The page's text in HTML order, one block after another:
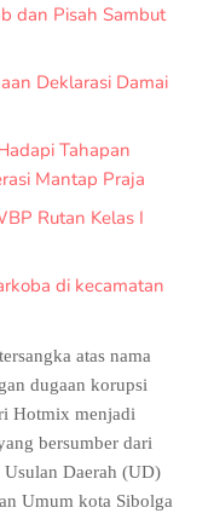
dan Pisah Sambut
Deklarasi Damai
Tahapan
Mantap Praja
Rutan Kelas I
di kecamatan
atas nama
dugaan korupsi
Hotmix menjadi
bersumber dari
Daerah (UD)
Umum kota Sibolga